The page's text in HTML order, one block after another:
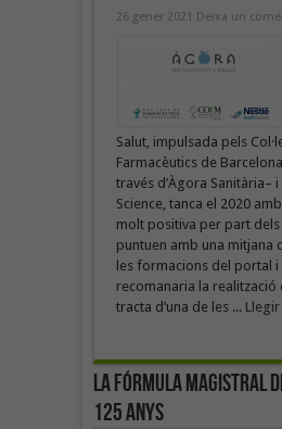
26 gener 2021 Deixa un
Salut, impulsada pels
Farmacèutics de
través d’Àgora Sanitària–
Science, tanca el 2020
molt positiva per part
puntuen amb una mitjana
les formacions del portal i
recomanaria la realització
tracta d’una de les ... Llegir
La fórmula magistral
125 anys